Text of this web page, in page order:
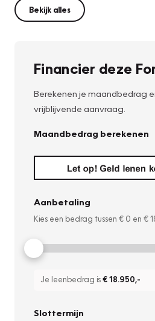
Bekijk alles
Financier deze
Berekenen je maandbedrag
vrijblijvende aanvraag.
Maandbedrag berekenen
Aanbetaling
Kies een bedrag tussen € 0 en €
Je leenbedrag is€ 18.950,-
Slottermijn